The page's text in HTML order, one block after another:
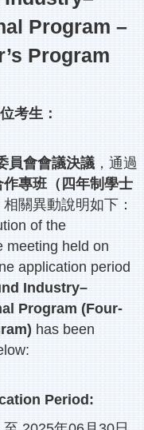
Program –
Program
考生：
員會會議決議 ，通過
專班（四年制學士
關異動說明如下：
of the
meeting held on
application period
Industry–
Program (Four-
has been
Period: